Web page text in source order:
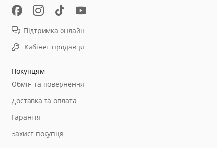
Покупцям
Обмін та повернення
Доставка та оплата
Гарантія
Захист покупця
Підтримка онлайн
Кабінет продавця